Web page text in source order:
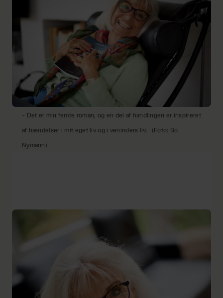
– Det er min femte roman, og en del af handlingen er inspireret
af hændelser i mit eget liv og i veninders liv. (Foto: Bo
Nymann)